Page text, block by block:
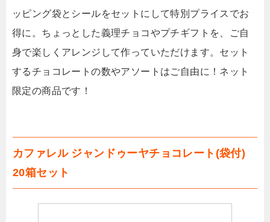
ッピング袋とシールをセットにして特別プライスでお
得に。ちょっとした義理チョコやプチギフトを、ご自
身で楽しくアレンジして作っていただけます。セット
するチョコレートの数やアソートはご自由に！ネット
限定の商品です！
カファレル ジャンドゥーヤチョコレート(袋付)
20箱セット